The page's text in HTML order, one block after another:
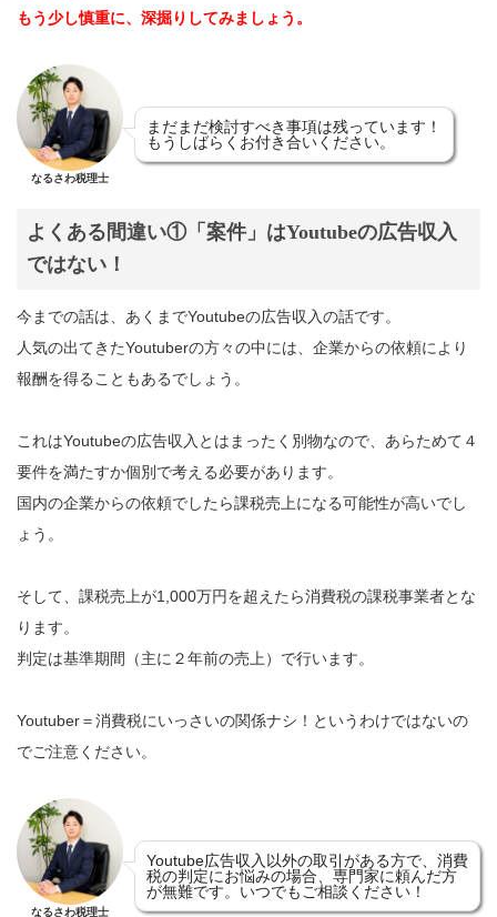
もう少し慎重に、深掘りしてみましょう。
なるさわ税理士
まだまだ検討すべき事項は残っています！
もうしばらくお付き合いください。
よくある間違い①「案件」はYoutubeの広告収入
ではない！
今までの話は、あくまでYoutubeの広告収入の話です。
人気の出てきたYoutuberの方々の中には、企業からの依頼により
報酬を得ることもあるでしょう。
これはYoutubeの広告収入とはまったく別物なので、あらためて４
要件を満たすか個別で考える必要があります。
国内の企業からの依頼でしたら課税売上になる可能性が高いでし
ょう。
そして、課税売上が1,000万円を超えたら消費税の課税事業者とな
ります。
判定は基準期間（主に２年前の売上）で行います。
Youtuber＝消費税にいっさいの関係ナシ！というわけではないの
でご注意ください。
なるさわ税理士
Youtube広告収入以外の取引がある方で、消費
税の判定にお悩みの場合、専門家に頼んだ方
が無難です。いつでもご相談ください！